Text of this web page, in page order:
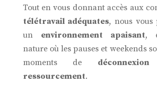
Tout en vous donnant accès aux
télétravail adéquates, nous vous
un environnement apaisant,
nature où les pauses et weekends
moments de déconnexion
ressourcement.